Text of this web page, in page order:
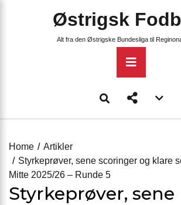
Østrigsk
Alt fra den Østrigske Bundesliga til
Primary
Menu
menu
Home
Artikler
Styrkeprøver, sene scoringer og klare
Mitte 2025/26 – Runde 5
Styrkeprøver, sene